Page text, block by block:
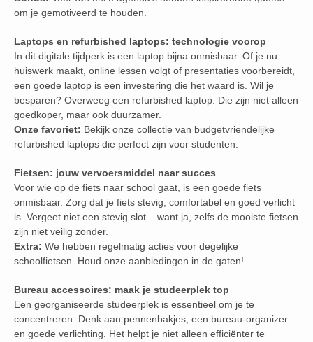
om je gemotiveerd te houden.
Laptops en refurbished laptops: technologie voorop
In dit digitale tijdperk is een laptop bijna onmisbaar. Of je nu
huiswerk maakt, online lessen volgt of presentaties voorbereidt,
een goede laptop is een investering die het waard is. Wil je
besparen? Overweeg een refurbished laptop. Die zijn niet alleen
goedkoper, maar ook duurzamer.
Onze favoriet: Bekijk onze collectie van budgetvriendelijke
refurbished laptops die perfect zijn voor studenten.
Fietsen: jouw vervoersmiddel naar succes
Voor wie op de fiets naar school gaat, is een goede fiets
onmisbaar. Zorg dat je fiets stevig, comfortabel en goed verlicht
is. Vergeet niet een stevig slot – want ja, zelfs de mooiste fietsen
zijn niet veilig zonder.
Extra: We hebben regelmatig acties voor degelijke
schoolfietsen. Houd onze aanbiedingen in de gaten!
Bureau accessoires: maak je studeerplek top
Een georganiseerde studeerplek is essentieel om je te
concentreren. Denk aan pennenbakjes, een bureau-organizer
en goede verlichting. Het helpt je niet alleen efficiënter te